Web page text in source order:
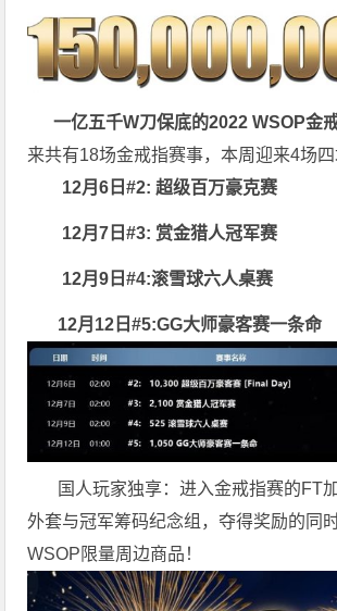
一亿五千W刀保底的2022 WSOP金
来共有18场金戒指赛事，本周迎来4场四
12月6日#2: 超级百万豪克赛
12月7日#3: 赏金猎人冠军赛
12月9日#4:滚雪球六人桌赛
12月12日#5:GG大师豪客赛一条命
国人玩家独享：进入金戒指赛的FT
外套与冠军筹码纪念组，夺得奖励的同
WSOP限量周边商品！